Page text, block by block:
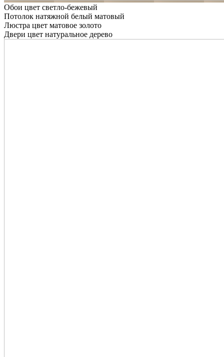
Обои цвет светло-бежевый
Потолок натяжной белый матовый
Люстра цвет матовое золото
Двери цвет натуральное дерево